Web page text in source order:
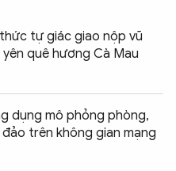
tự giác giao nộp vũ
yên quê hương Cà Mau
dụng mô phỏng phòng,
trên không gian mạng